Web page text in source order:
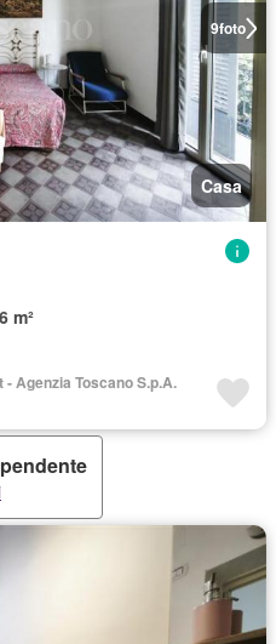
9foto
Casa
m²
Agenzia Toscano S.p.A.